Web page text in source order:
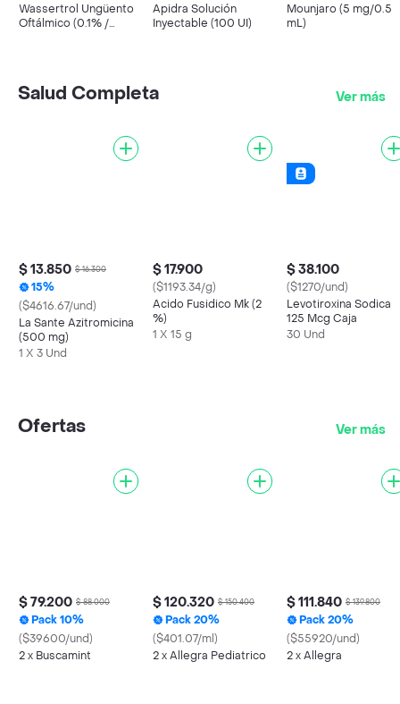
Wassertrol Ungüento
Oftálmico (0.1% /
Apidra Solución
Inyectable (100 UI)
Mounjaro (5 mg/0.5
mL)
Salud Completa Ver más
$ 13.850 $ 16.300
15%
($4616.67/und)
La Sante Azitromicina
(500 mg)
1 X 3 Und
$ 17.900
($1193.34/g)
Acido Fusidico Mk (2
%)
1 X 15 g
$ 38.100
($1270/und)
Levotiroxina Sodica
125 Mcg Caja
30 Und
Ofertas Ver más
$ 79.200 $ 88.000
Pack 10%
($39600/und)
2 x Buscamint
$ 120.320 $ 150.400
Pack 20%
($401.07/ml)
2 x Allegra Pediatrico
$ 111.840 $ 139.800
Pack 20%
($55920/und)
2 x Allegra